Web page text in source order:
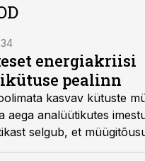
energiakriisi
pealinn
kasvav kütuste
aega analüütikutes
selgub, et
eest Pärnumaa.